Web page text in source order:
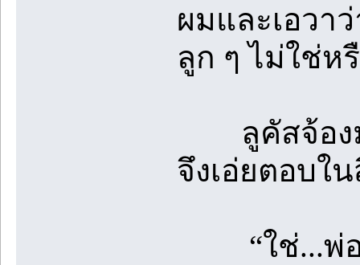
ผมและเอวา
ลูก ๆ ไม่ใช่ห
ลูคัสจ้องม
จึงเอ่ยตอบใ
“ใช่...พ่อไ